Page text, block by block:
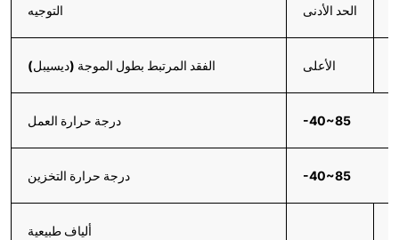
التوجيه الحد الأدنى
الفقد المرتبط بطول الموجة (ديسيبل) الأعلى
درجة حرارة العمل -40~85
درجة حرارة التخزين -40~85
ألياف طبيعية